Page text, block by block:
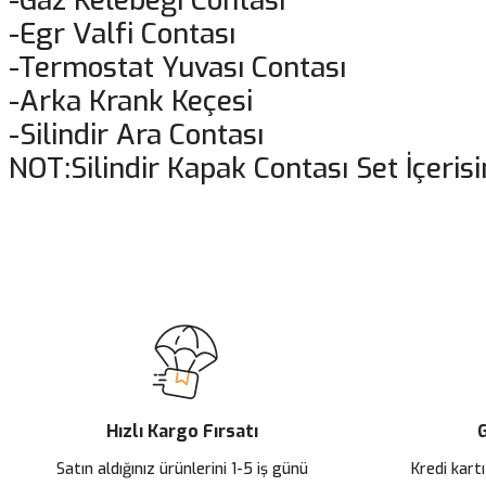
-Egr Valfi Contası
-Termostat Yuvası Contası
-Arka Krank Keçesi
-Silindir Ara Contası
NOT:Silindir Kapak Contası Set
Ürün açıklamasında eksik bilgiler bulunuyor.
Ürün bilgilerinde hatalar bulunuyor.
Ürün fiyatı diğer sitelerden daha pahalı.
Bu ürüne benzer farklı alternatifler olmalı.
Hızlı Kargo Fırsatı
Satın aldığınız ürünlerini 1-5 iş günü
Kredi